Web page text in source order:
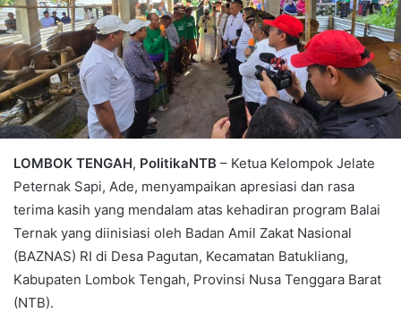
LOMBOK TENGAH, PolitikaNTB – Ketua Kelompok Jelate
Peternak Sapi, Ade, menyampaikan apresiasi dan rasa
terima kasih yang mendalam atas kehadiran program Balai
Ternak yang diinisiasi oleh Badan Amil Zakat Nasional
(BAZNAS) RI di Desa Pagutan, Kecamatan Batukliang,
Kabupaten Lombok Tengah, Provinsi Nusa Tenggara Barat
(NTB).